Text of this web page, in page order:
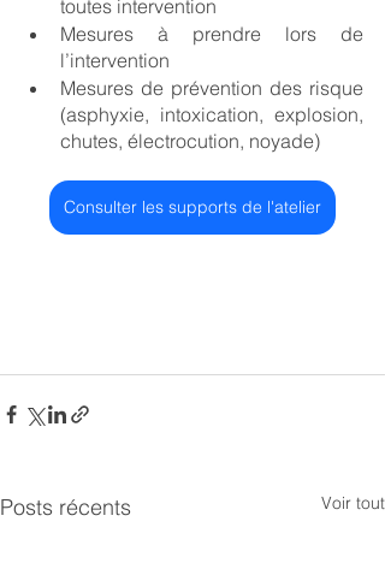
toutes intervention
Mesures à prendre lors de
l’intervention
Mesures de prévention des risque
(asphyxie, intoxication, explosion,
chutes, électrocution, noyade)
Consulter les supports de l'atelier
Posts récents Voir tout